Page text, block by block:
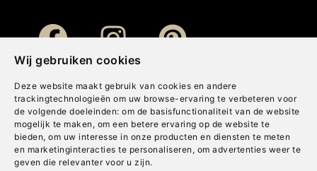
Wij gebruiken cookies
Deze website maakt gebruik van cookies en andere
trackingtechnologieën om uw browse-ervaring te verbeteren voor
de volgende doeleinden: om de basisfunctionaliteit van de website
mogelijk te maken , om een betere ervaring op de website te
bieden, om uw interesse in onze producten en diensten te meten
en marketinginteracties te personaliseren , om advertenties weer te
geven die relevanter voor u zijn.